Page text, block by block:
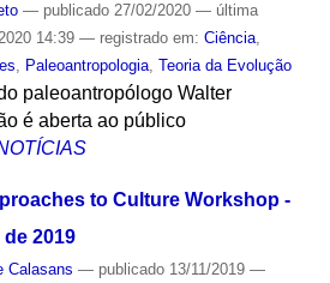
— publicado27/02/2020 — última
14:39 — registrado em: Ciência,
, Paleoantropologia, Teoria da Evolução
paleoantropólogo Walter
é aberta ao público
to Culture Workshop -
2019
Calasans — publicado13/11/2019 —